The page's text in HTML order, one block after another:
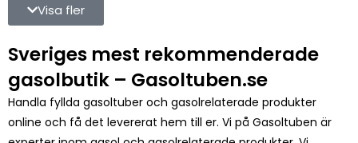
Visa fler
Sveriges mest rekommenderade
gasolbutik – Gasoltuben.se
Handla fyllda gasoltuber och gasolrelaterade produkter
online och få det levererat hem till er. Vi på Gasoltuben är